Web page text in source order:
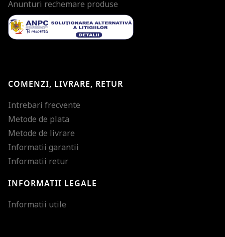
Anunturi rechemare produse
COMENZI, LIVRARE, RETUR
Intrebari frecvente
Metode de plata
Metode de livrare
Informatii garantii
Informatii retur
INFORMATII LEGALE
Informatii utile